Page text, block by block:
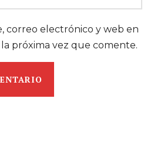
correo electrónico y web en
próxima vez que comente.